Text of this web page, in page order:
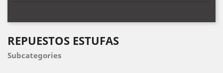
REPUESTOS ESTUFAS
Subcategories